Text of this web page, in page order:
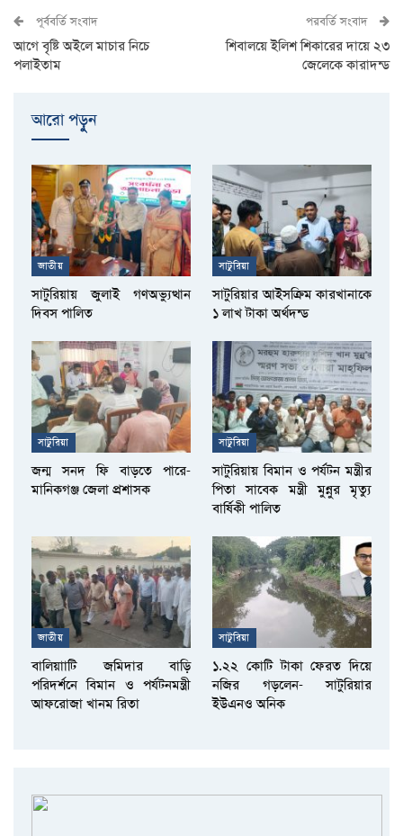
পূর্ববর্তি সংবাদ
আগে বৃষ্টি অইলে মাচার নিচে
পলাইতাম
পরবর্তি সংবাদ
শিবালয়ে ইলিশ শিকারের দায়ে ২৩
জেলেকে কারাদন্ড
আরো পড়ুুন
জাতীয়
সাটুরিয়ায় জুলাই গণঅভ্যুত্থান
দিবস পালিত
সাটুরিয়া
সাটুরিয়ার আইসক্রিম কারখানাকে
১ লাখ টাকা অর্থদন্ড
সাটুরিয়া
জন্ম সনদ ফি বাড়তে পারে-
মানিকগঞ্জ জেলা প্রশাসক
সাটুরিয়া
সাটুরিয়ায় বিমান ও পর্যটন মন্ত্রীর
পিতা সাবেক মন্ত্রী মুন্নুর মৃত্যু
বার্ষিকী পালিত
জাতীয়
বালিয়াাটি জমিদার বাড়ি
পরিদর্শনে বিমান ও পর্যটনমন্ত্রী
আফরোজা খানম রিতা
সাটুরিয়া
১.২২ কোটি টাকা ফেরত দিয়ে
নজির গড়লেন- সাটুরিয়ার
ইউএনও অনিক